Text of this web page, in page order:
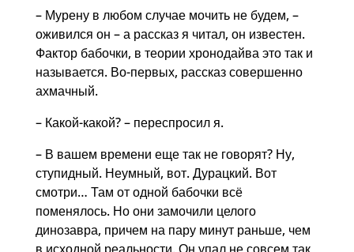
– Мурену в любом случае мочить не будем, –
оживился он – а рассказ я читал, он известен.
Фактор бабочки, в теории хронодайва это так и
называется. Во-первых, рассказ совершенно
ахмачный.
– Какой-какой? – переспросил я.
– В вашем времени еще так не говорят? Ну,
ступидный. Неумный, вот. Дурацкий. Вот
смотри… Там от одной бабочки всё
поменялось. Но они замочили целого
динозавра, причем на пару минут раньше, чем